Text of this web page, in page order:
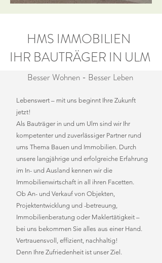
HMS IMMOBILIEN
IHR BAUTRÄGER IN ULM
Besser Wohnen - Besser Leben
Lebenswert – mit uns beginnt Ihre Zukunft
jetzt!
Als Bauträger in und um Ulm sind wir Ihr
kompetenter und zuverlässiger Partner rund
ums Thema Bauen und Immobilien. Durch
unsere langjährige und erfolgreiche Erfahrung
im In- und Ausland kennen wir die
Immobilienwirtschaft in all ihren Facetten.
Ob An- und Verkauf von Objekten,
Projektentwicklung und -betreuung,
Immobilienberatung oder Maklertätigkeit –
bei uns bekommen Sie alles aus einer Hand.
Vertrauensvoll, effizient, nachhaltig!
Denn Ihre Zufriedenheit ist unser Ziel.